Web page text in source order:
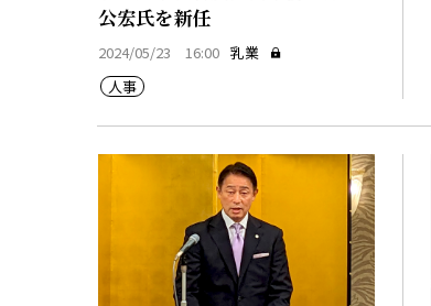
公宏氏を新任
2024/05/23 16:00 乳業
人事